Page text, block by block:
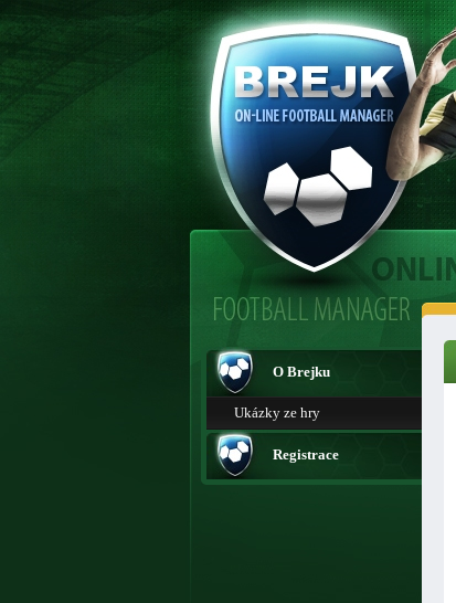
O Brejku
Ukázky ze hry
Registrace